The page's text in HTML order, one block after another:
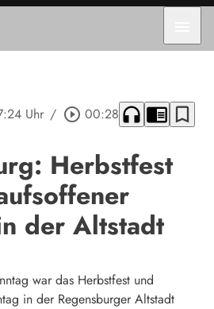
Uhr / play_circle_outline 00:28 headphones chrome_reader_mode bookmark_border
Herbstfest
der Altstadt
war das Herbstfest und
in der Regensburger Altstadt